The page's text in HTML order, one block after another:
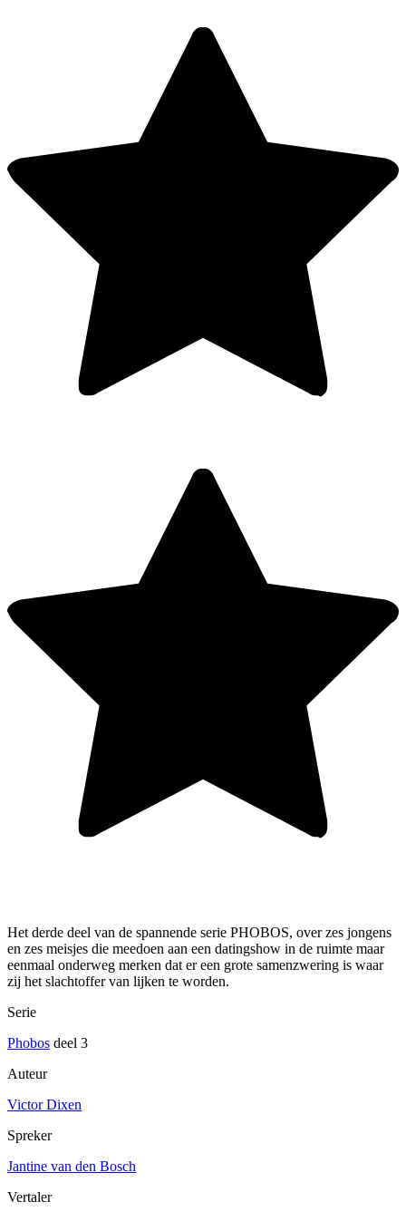
Het derde deel van de spannende serie PHOBOS, over zes jongens
en zes meisjes die meedoen aan een datingshow in de ruimte maar
eenmaal onderweg merken dat er een grote samenzwering is waar
zij het slachtoffer van lijken te worden.
Serie
Phobos deel 3
Auteur
Victor Dixen
Spreker
Jantine van den Bosch
Vertaler